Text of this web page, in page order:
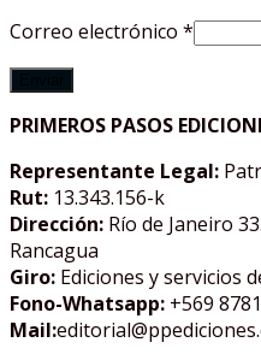
Correo electrónico *
PRIMEROS PASOS
Representante Legal:
Rut: 13.343.156-k
Dirección: Río de Janeiro
Rancagua
Giro: Ediciones y servicios
Fono-Whatsapp: +569
Mail: